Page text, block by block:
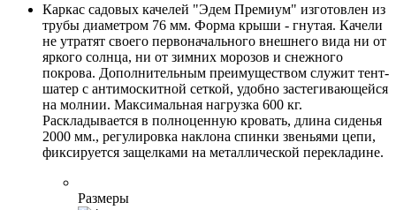
Каркас садовых качелей "Эдем Премиум" изготовлен из
трубы диаметром 76 мм. Форма крыши - гнутая. Качели
не утратят своего первоначального внешнего вида ни от
яркого солнца, ни от зимних морозов и снежного
покрова. Дополнительным преимуществом служит тент-
шатер с антимоскитной сеткой, удобно застегивающейся
на молнии. Максимальная нагрузка 600 кг.
Раскладывается в полноценную кровать, длина сиденья
2000 мм., регулировка наклона спинки звеньями цепи,
фиксируется защелками на металлической перекладине.
Размеры